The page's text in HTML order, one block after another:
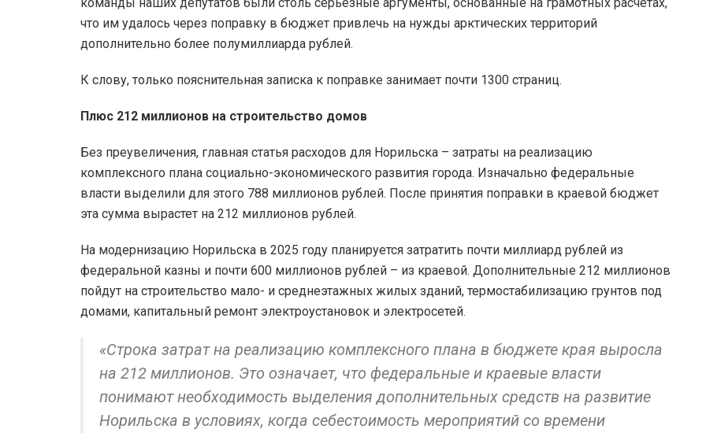
что им удалось через поправку в бюджет привлечь на нужды арктических территорий
дополнительно более полумиллиарда рублей.
К слову, только пояснительная записка к поправке занимает почти 1300 страниц.
Плюс 212 миллионов на строительство домов
Без преувеличения, главная статья расходов для Норильска – затраты на реализацию
комплексного плана социально-экономического развития города. Изначально федеральные
власти выделили для этого 788 миллионов рублей. После принятия поправки в краевой бюджет
эта сумма вырастет на 212 миллионов рублей.
На модернизацию Норильска в 2025 году планируется затратить почти миллиард рублей из
федеральной казны и почти 600 миллионов рублей – из краевой. Дополнительные 212 миллионов
пойдут на строительство мало- и среднеэтажных жилых зданий, термостабилизацию грунтов под
домами, капитальный ремонт электроустановок и электросетей.
«Строка затрат на реализацию комплексного плана в бюджете края выросла
на 212 миллионов. Это означает, что федеральные и краевые власти
понимают необходимость выделения дополнительных средств на развитие
Норильска в условиях, когда себестоимость мероприятий со времени